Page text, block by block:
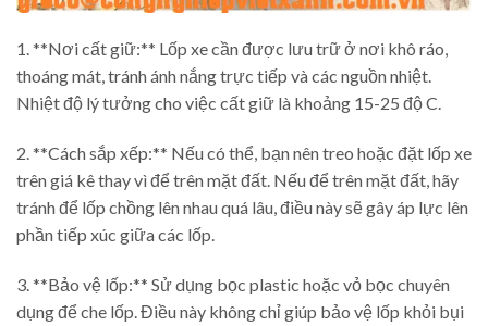
1. **Nơi cất giữ:** Lốp xe cần được lưu trữ ở nơi khô ráo,
thoáng mát, tránh ánh nắng trực tiếp và các nguồn nhiệt.
Nhiệt độ lý tưởng cho việc cất giữ là khoảng 15-25 độ C.
2. **Cách sắp xếp:** Nếu có thể, bạn nên treo hoặc đặt lốp xe
trên giá kê thay vì để trên mặt đất. Nếu để trên mặt đất, hãy
tránh để lốp chồng lên nhau quá lâu, điều này sẽ gây áp lực lên
phần tiếp xúc giữa các lốp.
3. **Bảo vệ lốp:** Sử dụng bọc plastic hoặc vỏ bọc chuyên
dụng để che lốp. Điều này không chỉ giúp bảo vệ lốp khỏi bụi